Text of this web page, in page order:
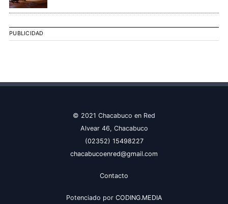
PUBLICIDAD
© 2021 Chacabuco en Red
Alvear 46, Chacabuco
(02352) 15498227
chacabucoenred@gmail.com
Contacto
Potenciado por CODING.MEDIA